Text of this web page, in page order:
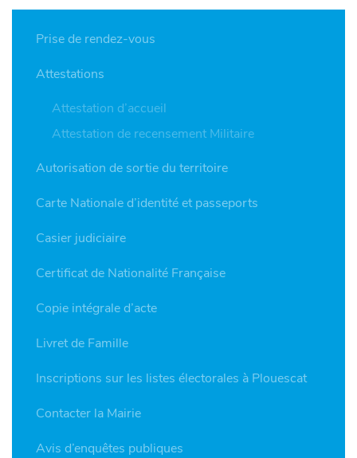
Prise de rendez-vous
Attestations
Attestation d’accueil
Attestation de recensement Militaire
Autorisation de sortie du territoire
Carte Nationale d’identité et passeports
Casier judiciaire
Certificat de Nationalité Française
Copie intégrale d’acte
Livret de Famille
Inscriptions sur les listes électorales à Plouescat
Contacter la Mairie
Avis d’enquêtes publiques